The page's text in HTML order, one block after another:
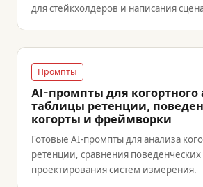
для стейкхолдеров и написания
Промпты
AI-промпты для когортного
таблицы ретенции,
когорты и фреймворки
Готовые AI-промпты для анализа
ретенции, сравнения поведенческих
проектирования систем измерения.